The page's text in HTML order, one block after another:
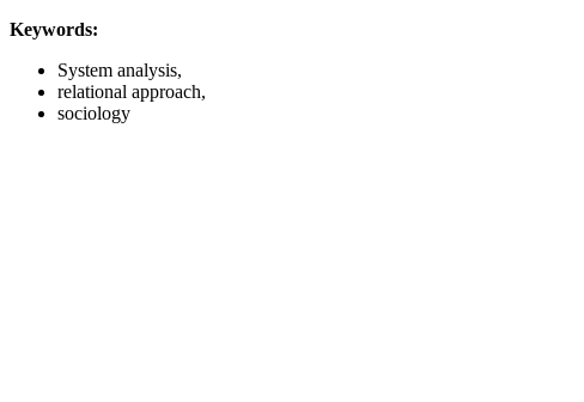
Keywords:
System analysis,
relational approach,
sociology